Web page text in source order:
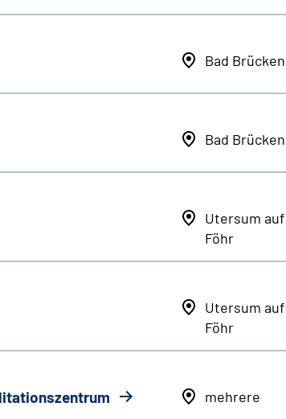
Bad
Bad
Utersum auf
Föhr
Utersum auf
Föhr
mehrere